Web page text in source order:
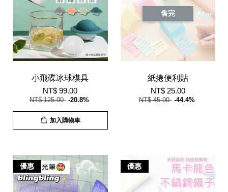
小飛碟冰球模具
NT$ 99.00
NT$ 125.00 -20.8%
加入購物車
售完
紙捲便利貼
NT$ 25.00
NT$ 45.00 -44.4%
優惠 優惠